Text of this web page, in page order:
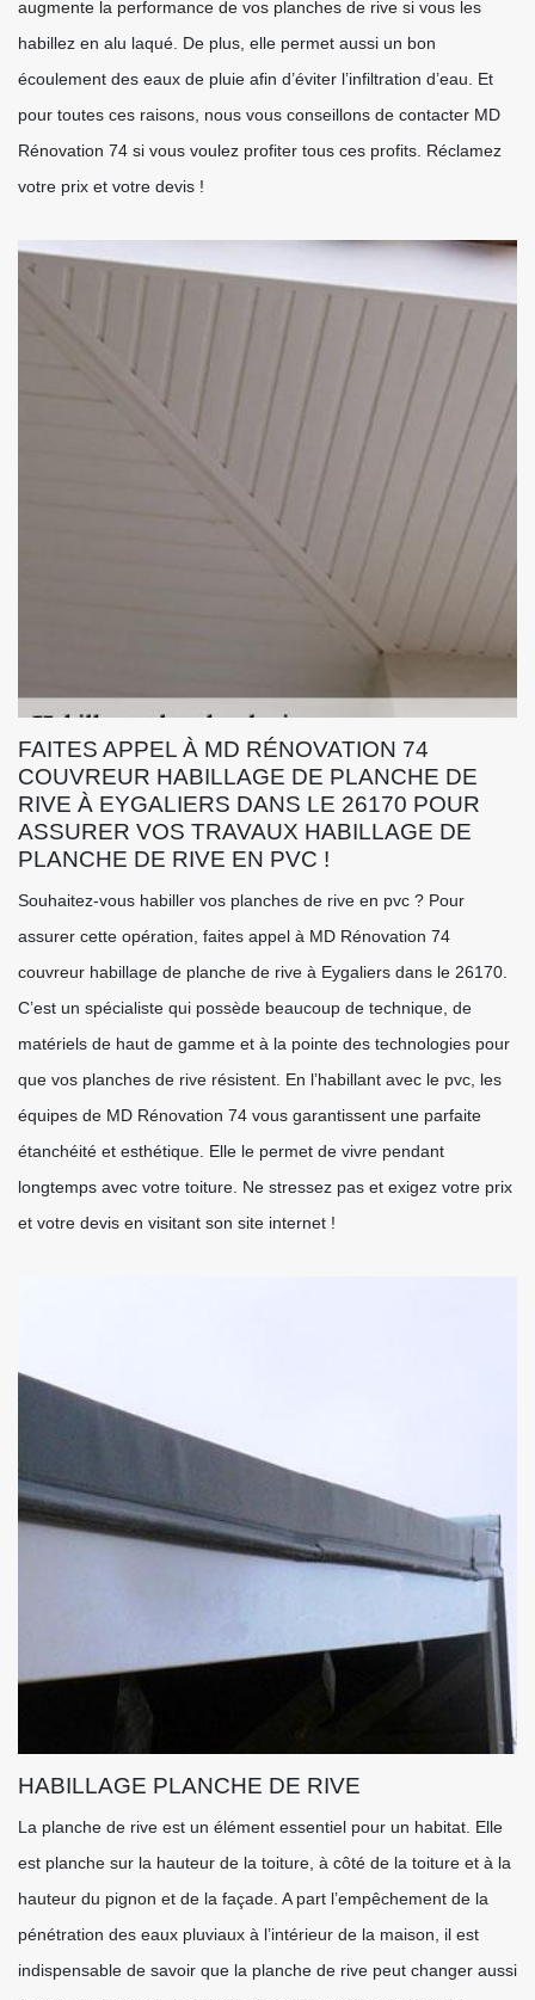
augmente la performance de vos planches de rive si vous les
habillez en alu laqué. De plus, elle permet aussi un bon
écoulement des eaux de pluie afin d’éviter l’infiltration d’eau. Et
pour toutes ces raisons, nous vous conseillons de contacter MD
Rénovation 74 si vous voulez profiter tous ces profits. Réclamez
votre prix et votre devis !
FAITES APPEL À MD RÉNOVATION 74
COUVREUR HABILLAGE DE PLANCHE DE
RIVE À EYGALIERS DANS LE 26170 POUR
ASSURER VOS TRAVAUX HABILLAGE DE
PLANCHE DE RIVE EN PVC !
Souhaitez-vous habiller vos planches de rive en pvc ? Pour
assurer cette opération, faites appel à MD Rénovation 74
couvreur habillage de planche de rive à Eygaliers dans le 26170.
C’est un spécialiste qui possède beaucoup de technique, de
matériels de haut de gamme et à la pointe des technologies pour
que vos planches de rive résistent. En l’habillant avec le pvc, les
équipes de MD Rénovation 74 vous garantissent une parfaite
étanchéité et esthétique. Elle le permet de vivre pendant
longtemps avec votre toiture. Ne stressez pas et exigez votre prix
et votre devis en visitant son site internet !
HABILLAGE PLANCHE DE RIVE
La planche de rive est un élément essentiel pour un habitat. Elle
est planche sur la hauteur de la toiture, à côté de la toiture et à la
hauteur du pignon et de la façade. A part l’empêchement de la
pénétration des eaux pluviaux à l’intérieur de la maison, il est
indispensable de savoir que la planche de rive peut changer aussi